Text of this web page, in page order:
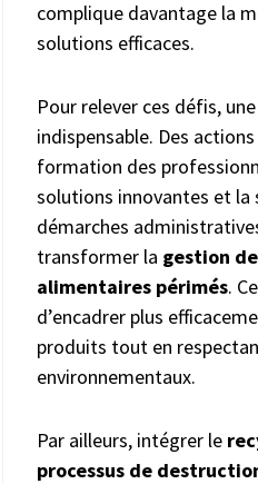
complique davantage la
solutions efficaces.
Pour relever ces défis,
indispensable. Des
formation des
solutions innovantes et
démarches
transformer la gestion
alimentaires périmés.
d’encadrer plus
produits tout en
environnementaux.
Par ailleurs, intégrer le
processus de